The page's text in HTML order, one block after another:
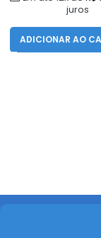
juros
ADICIONAR AO